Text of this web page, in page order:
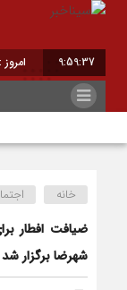
9:59:37 امروز :
خانه
ضیافت افطار
شهرضا برگزار شد